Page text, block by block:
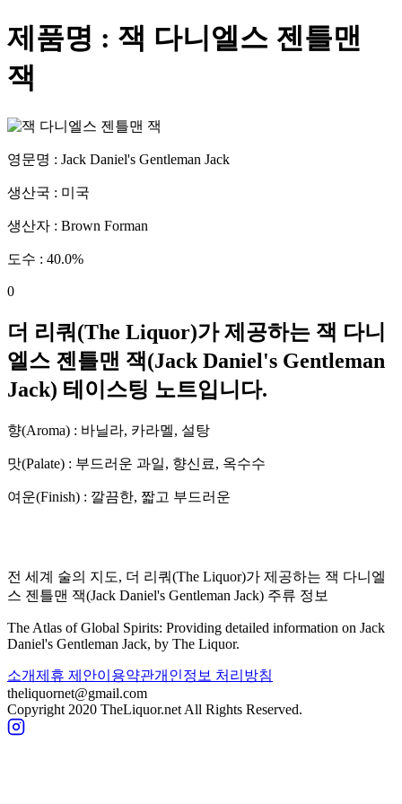
제품명 : 잭 다니엘스 젠틀맨
잭
영문명 : Jack Daniel's Gentleman Jack
생산국 : 미국
생산자 : Brown Forman
도수 : 40.0%
0
더 리쿼(The Liquor)가 제공하는 잭 다니
엘스 젠틀맨 잭(Jack Daniel's Gentleman
Jack) 테이스팅 노트입니다.
향(Aroma) : 바닐라, 카라멜, 설탕
맛(Palate) : 부드러운 과일, 향신료, 옥수수
여운(Finish) : 깔끔한, 짧고 부드러운
전 세계 술의 지도, 더 리쿼(The Liquor)가 제공하는 잭 다니엘
스 젠틀맨 잭(Jack Daniel's Gentleman Jack) 주류 정보
The Atlas of Global Spirits: Providing detailed information on Jack
Daniel's Gentleman Jack, by The Liquor.
소개제휴 제안이용약관개인정보 처리방침
theliquornet@gmail.com
Copyright 2020 TheLiquor.net All Rights Reserved.